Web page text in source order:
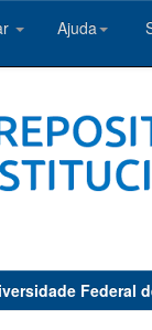
Ajuda
Federal